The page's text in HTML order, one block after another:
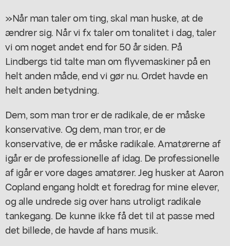
»Når man taler om ting, skal man huske, at de
ændrer sig. Når vi fx taler om tonalitet i dag, taler
vi om noget andet end for 50 år siden. På
Lindbergs tid talte man om flyvemaskiner på en
helt anden måde, end vi gør nu. Ordet havde en
helt anden betydning.
Dem, som man tror er de radikale, de er måske
konservative. Og dem, man tror, er de
konservative, de er måske radikale. Amatørerne af
igår er de professionelle af idag. De professionelle
af igår er vore dages amatører. Jeg husker at Aaron
Copland engang holdt et foredrag for mine elever,
og alle undrede sig over hans utroligt radikale
tankegang. De kunne ikke få det til at passe med
det billede, de havde af hans musik.